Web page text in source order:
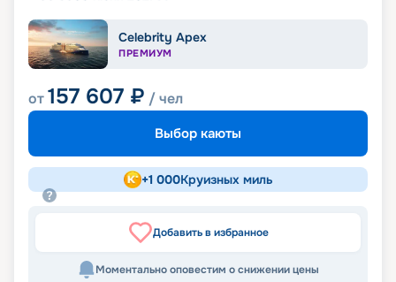
Celebrity Apex
ПРЕМИУМ
от157 607 ₽ / чел
Выбор каюты
+1 000Круизных миль
Добавить в избранное
Моментально оповестим о снижении цены